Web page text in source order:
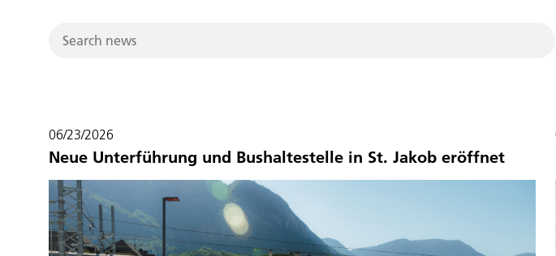
06/23/2026
Neue Unterführung und Bushaltestelle in St. Jakob eröffnet